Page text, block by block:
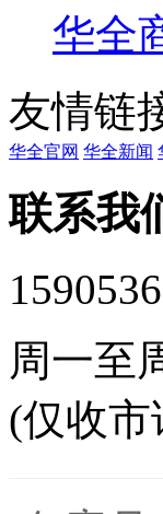
华全
友情链
华全官网 华全新闻
联系我
周一至
(仅收市